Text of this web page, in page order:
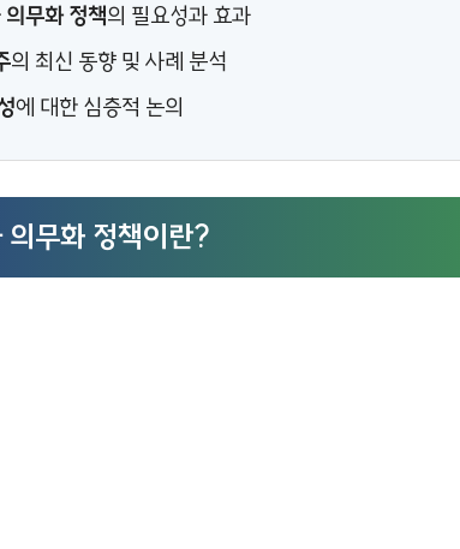
무화 정책의 필요성과 효과
의 최신 동향 및 사례 분석
에 대한 심층적 논의
무화 정책이란?